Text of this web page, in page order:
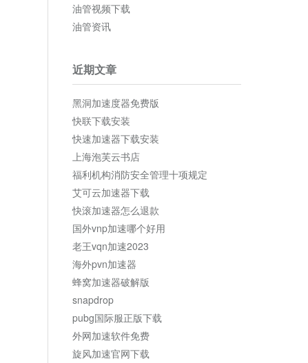
油管视频下载
油管资讯
近期文章
黑洞加速度器免费版
快联下载安装
快速加速器下载安装
上海泡芙云书店
福利机构消防安全管理十项规定
艾可云加速器下载
快滚加速器怎么退款
国外vnp加速哪个好用
老王vqn加速2023
海外pvn加速器
蜂窝加速器破解版
snapdrop
pubg国际服正版下载
外网加速软件免费
旋风加速官网下载